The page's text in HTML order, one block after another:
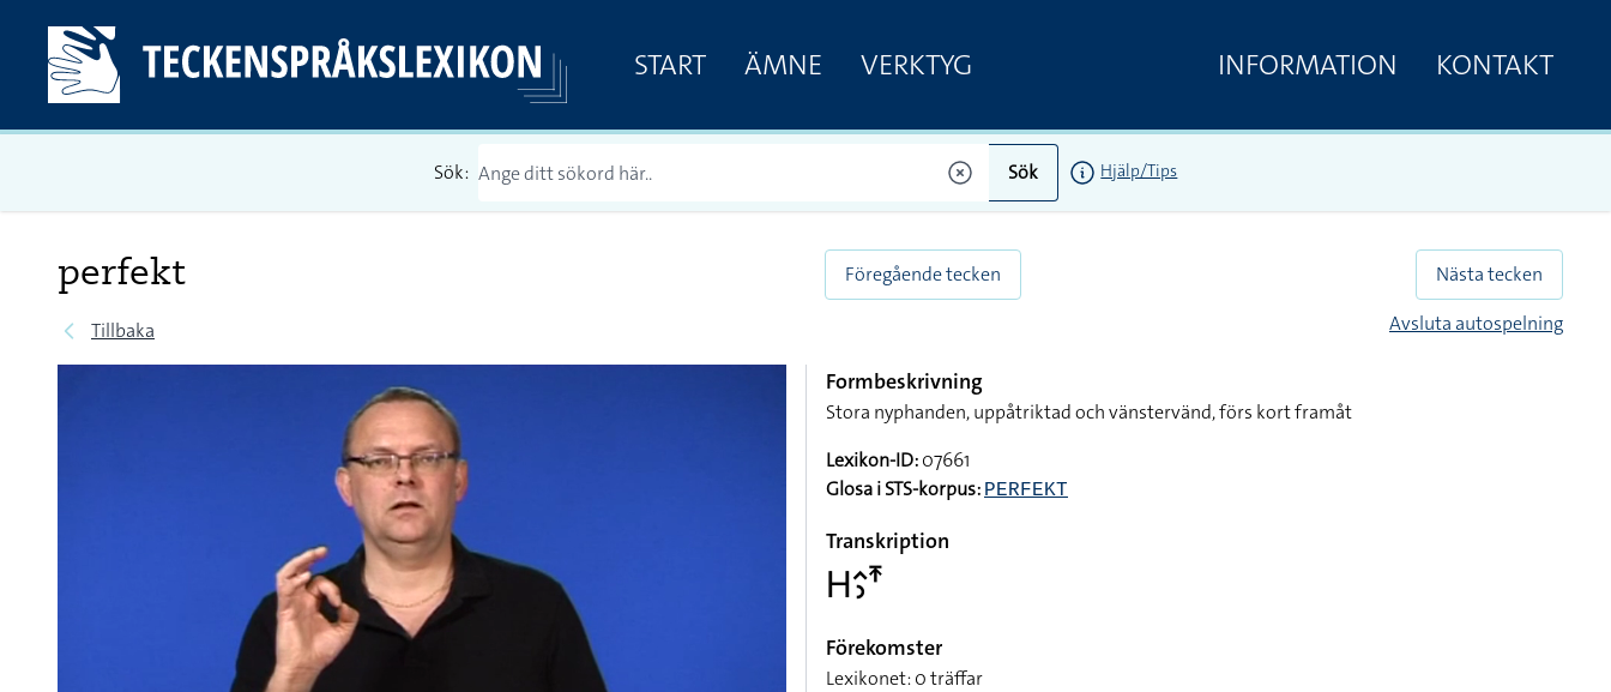
START ÄMNE VERKTYG INFORMATION KONTAKT
Sök: Sök Hjälp/Tips
perfekt
Tillbaka
Föregående tecken
Nästa tecken
Avsluta autospelning
Formbeskrivning
Stora nyphanden, uppåtriktad och vänstervänd, förs kort framåt
Lexikon-ID:07661
Glosa i STS-korpus: PERFEKT
Transkription
􌤲􌤵􌤶􌥵
Förekomster
Lexikonet: 0 träffar